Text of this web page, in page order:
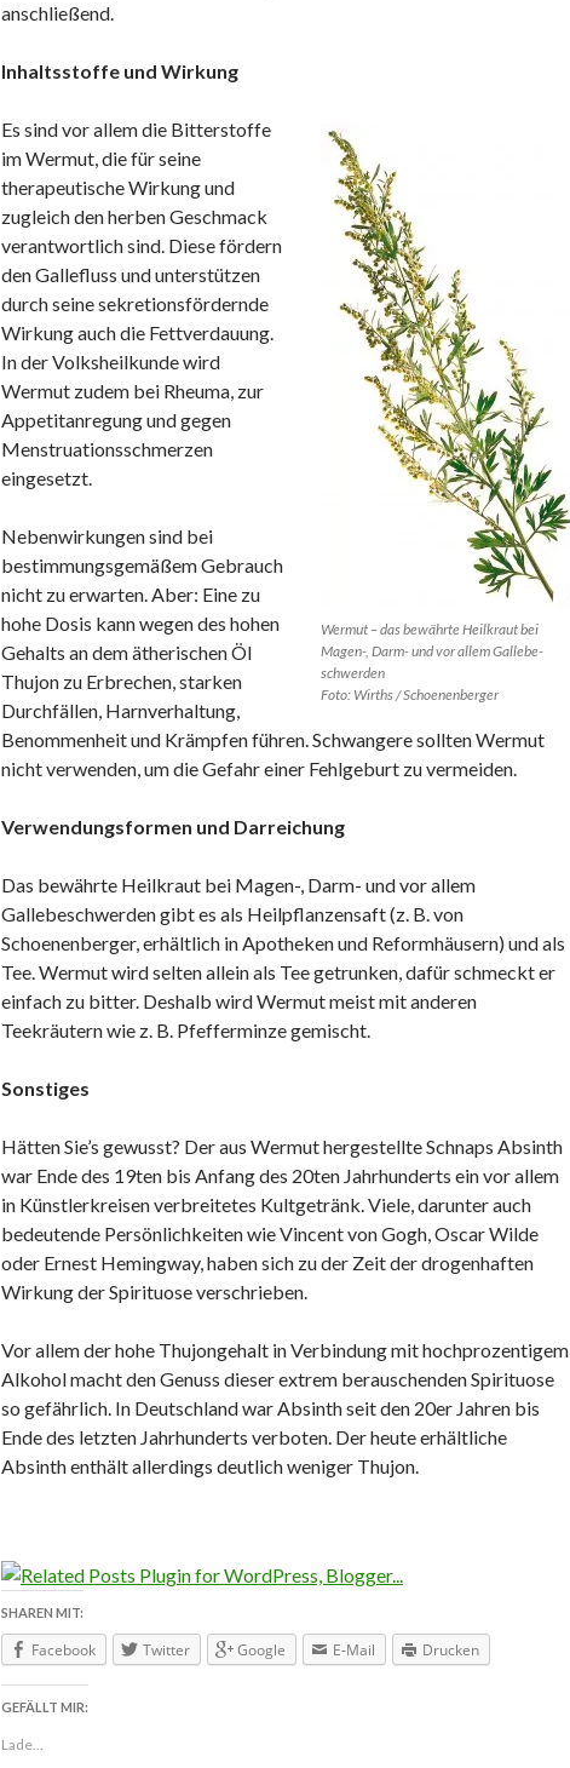
anschließend.
Inhaltsstoffe und Wirkung
Wermut – das bewährte Heilkraut bei
Magen-, Darm- und vor allem Gallebe-
schwerden
Foto: Wirths / Schoenenberger
Es sind vor allem die Bitterstoffe
im Wermut, die für seine
therapeutische Wirkung und
zugleich den herben Geschmack
verantwortlich sind. Diese fördern
den Gallefluss und unterstützen
durch seine sekretionsfördernde
Wirkung auch die Fettverdauung.
In der Volksheilkunde wird
Wermut zudem bei Rheuma, zur
Appetitanregung und gegen
Menstruationsschmerzen
eingesetzt.
Nebenwirkungen sind bei
bestimmungsgemäßem Gebrauch
nicht zu erwarten. Aber: Eine zu
hohe Dosis kann wegen des hohen
Gehalts an dem ätherischen Öl
Thujon zu Erbrechen, starken
Durchfällen, Harnverhaltung,
Benommenheit und Krämpfen führen. Schwangere sollten Wermut
nicht verwenden, um die Gefahr einer Fehlgeburt zu vermeiden.
Verwendungsformen und Darreichung
Das bewährte Heilkraut bei Magen-, Darm- und vor allem
Gallebeschwerden gibt es als Heilpflanzensaft (z. B. von
Schoenenberger, erhältlich in Apotheken und Reformhäusern) und als
Tee. Wermut wird selten allein als Tee getrunken, dafür schmeckt er
einfach zu bitter. Deshalb wird Wermut meist mit anderen
Teekräutern wie z. B. Pfefferminze gemischt.
Sonstiges
Hätten Sie’s gewusst? Der aus Wermut hergestellte Schnaps Absinth
war Ende des 19ten bis Anfang des 20ten Jahrhunderts ein vor allem
in Künstlerkreisen verbreitetes Kultgetränk. Viele, darunter auch
bedeutende Persönlichkeiten wie Vincent von Gogh, Oscar Wilde
oder Ernest Hemingway, haben sich zu der Zeit der drogenhaften
Wirkung der Spirituose verschrieben.
Vor allem der hohe Thujongehalt in Verbindung mit hochprozentigem
Alkohol macht den Genuss dieser extrem berauschenden Spirituose
so gefährlich. In Deutschland war Absinth seit den 20er Jahren bis
Ende des letzten Jahrhunderts verboten. Der heute erhältliche
Absinth enthält allerdings deutlich weniger Thujon.
SHAREN MIT:
Facebook Twitter Google E-Mail Drucken
GEFÄLLT MIR:
Lade...